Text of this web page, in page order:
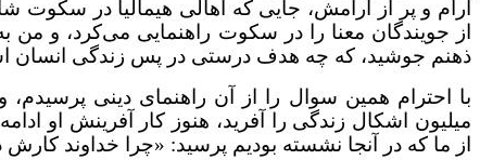
آرام و پر از آرامش، جایی که اهالی هیمالیا در سکوت
از جویندگان معنا را در سکوت راهنمایی می‌کرد، و من
ذهنم جوشید، که چه هدف درستی در پس زندگی انسان
میلیون اشکال زندگی را آفرید، هنوز کار آفرینش او
از ما که در آنجا نشسته بودیم پرسید: «چرا خداوند